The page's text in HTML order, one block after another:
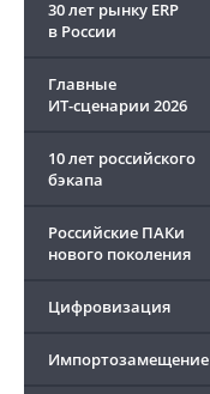
30 лет рынку ERP
в России
Главные
ИТ-сценарии 2026
10 лет российского
бэкапа
Российские ПАКи
нового поколения
Цифровизация
Импортозамещение